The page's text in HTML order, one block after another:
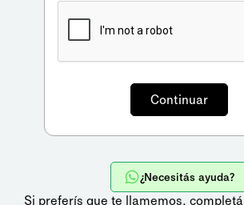
¿Necesitás ayuda?
Si preferís que te llamemos,